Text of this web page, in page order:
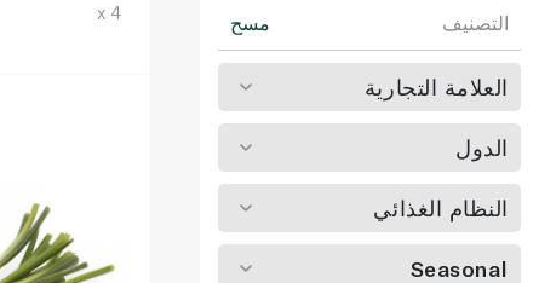
التصنيف مسح
العلامة التجارية
الدول
النظام الغذائي
Seasonal
x 4